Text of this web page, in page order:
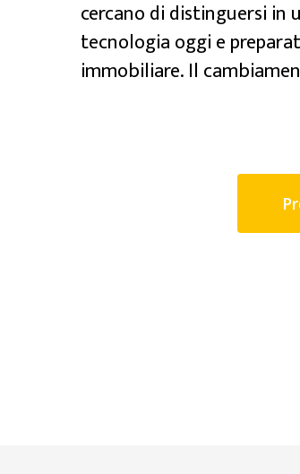
cercano di distinguersi in
tecnologia oggi e
immobiliare. Il